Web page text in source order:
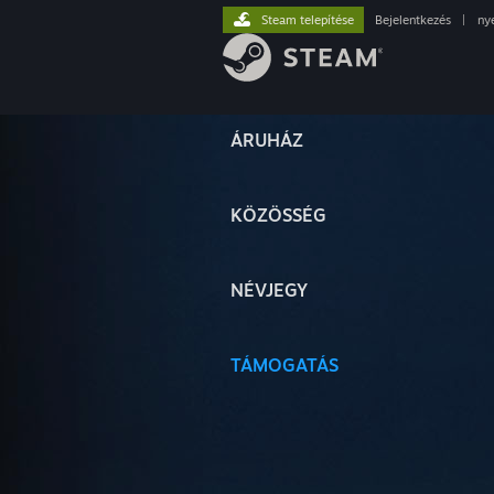
ÁRUHÁZ
KÖZÖSSÉG
NÉVJEGY
TÁMOGATÁS
Steam telepítése Bejelentkezés